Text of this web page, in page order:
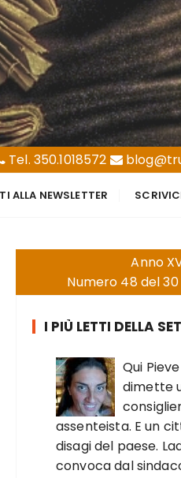
Tel. 350.1018572
ALLA NEWSLETTER
Anno
Numero 48 del
I PIÙ LETTI DELLA
Qui
dimette
assenteista. E un
disagi del paese.
convoca dal